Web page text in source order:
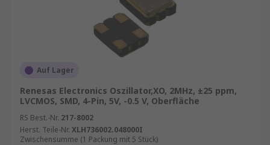
Auf Lager
Renesas Electronics Oszillator,XO, 2MHz, ±25 ppm,
LVCMOS, SMD, 4-Pin, 5V, -0.5 V, Oberfläche
RS Best.-Nr. 217-8002
Herst. Teile-Nr. XLH736002.048000I
Zwischensumme (1 Packung mit 5 Stück)